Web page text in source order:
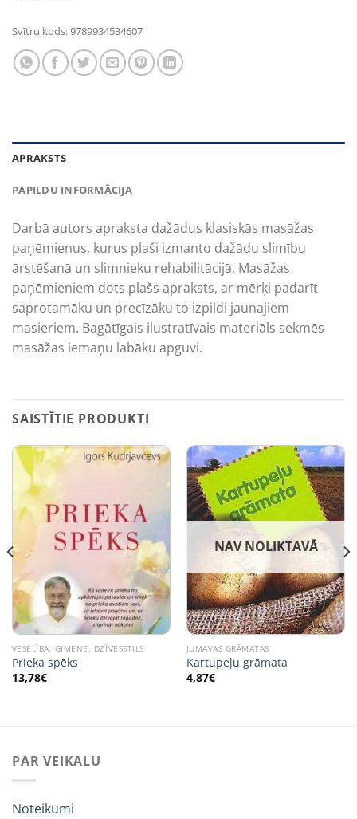
Svītru kods:9789934534607
APRAKSTS
PAPILDU INFORMĀCIJA
Darbā autors apraksta dažādus klasiskās masāžas
paņēmienus, kurus plaši izmanto dažādu slimību
ārstēšanā un slimnieku rehabilitācijā. Masāžas
paņēmieniem dots plašs apraksts, ar mērķi padarīt
saprotamāku un precīzāku to izpildi jaunajiem
masieriem. Bagātīgais ilustratīvais materiāls sekmēs
masāžas iemaņu labāku apguvi.
SAISTĪTIE PRODUKTI
VESELĪBA, ĢIMENE, DZĪVESSTILS
Prieka spēks
13,78€
NAV NOLIKTAVĀ
JUMAVAS GRĀMATAS
Kartupeļu grāmata
4,87€
PAR VEIKALU
Noteikumi